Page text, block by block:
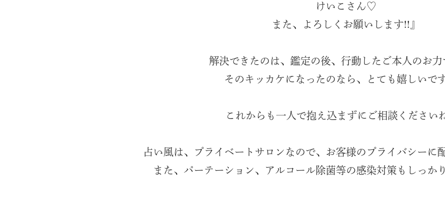
けいこさん♡
また、よろしくお願いします!!』
解決できたのは、鑑定の後、行動したご本人のお力
そのキッカケになったのなら、とても嬉しいで
これからも一人で抱え込まずにご相談ください
占い風は、プライベートサロンなので、お客様のプライバシーに
また、パーテーション、アルコール除菌等の感染対策もしっか